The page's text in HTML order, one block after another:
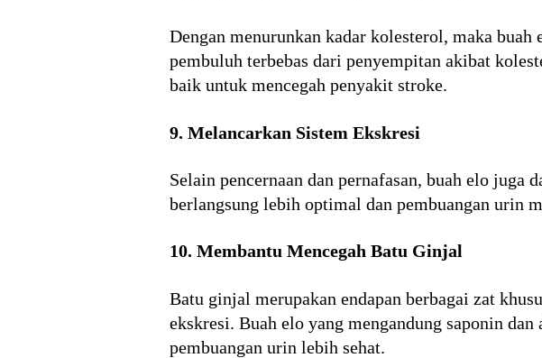
Dengan menurunkan kadar kolesterol, maka
pembuluh terbebas dari penyempitan akibat
baik untuk mencegah penyakit stroke.
9. Melancarkan Sistem Ekskresi
Selain pencernaan dan pernafasan, buah elo juga
berlangsung lebih optimal dan pembuangan urin
10. Membantu Mencegah Batu Ginjal
Batu ginjal merupakan endapan berbagai zat
ekskresi. Buah elo yang mengandung saponin
pembuangan urin lebih sehat.